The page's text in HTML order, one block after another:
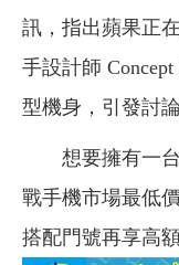
訊，指出蘋果正
手設計師
型機身，引發討論
想要擁有一台
戰手機市場最低
搭配門號再享高